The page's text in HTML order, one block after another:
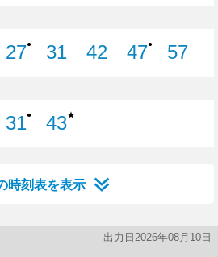
27●
31
42
47●
57
31●
43★
時刻表を表示
出力日2026年08月10日